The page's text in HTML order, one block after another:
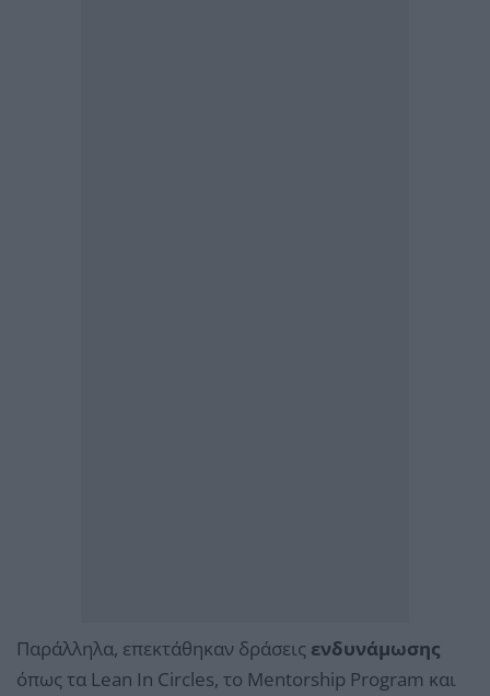
Παράλληλα, επεκτάθηκαν δράσεις ενδυνάμωσης
όπως τα Lean In Circles, το Mentorship Program και